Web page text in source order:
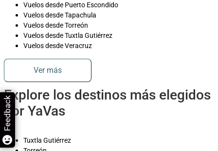
Vuelos desde Puerto Escondido
Vuelos desde Tapachula
Vuelos desde Torreón
Vuelos desde Tuxtla Gutiérrez
Vuelos desde Veracruz
Ver más
Explore los destinos más elegidos
por YaVas
Tuxtla Gutiérrez
Feedback